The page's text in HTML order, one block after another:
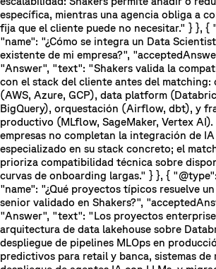
específica, mientras una agencia obliga a
fija que el cliente puede no necesitar." } }, {
"name": "¿Cómo se integra un Data
existente de mi empresa?",
"Answer", "text": "Shakers valida la
con el stack del cliente antes del matching:
(AWS, Azure, GCP), data platform
BigQuery), orquestación (Airflow, dbt), y
productivo (MLflow, SageMaker, Vertex AI).
empresas no completan la integración de
especializado en su stack concreto; el
prioriza compatibilidad técnica sobre
curvas de onboarding largas." } }, {
"name": "¿Qué proyectos típicos resuelve
senior validado en Shakers?",
"Answer", "text": "Los proyectos enterprise
arquitectura de data lakehouse sobre
despliegue de pipelines MLOps en
predictivos para retail y banca, sistemas de